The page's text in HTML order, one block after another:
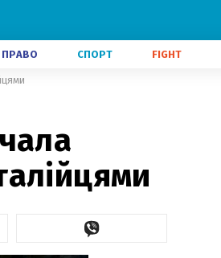
ПРАВО СПОРТ FIGHT